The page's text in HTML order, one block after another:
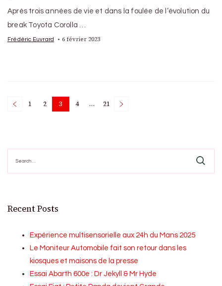
Après trois années de vie et dans la foulée de l’évolution du
break Toyota Corolla …
Frédéric Euvrard 6 février 2023
Posts
Page
1 Page
2 Page
3 Page
4 … Page
21
for:
Recent Posts
Expérience multisensorielle aux 24h du Mans 2025
Le Moniteur Automobile fait son retour dans les
kiosques et maisons de la presse
Essai Abarth 600e : Dr Jekyll & Mr Hyde